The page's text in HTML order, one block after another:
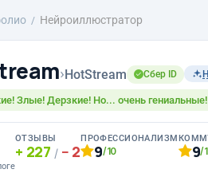
Нейроиллюстратор
›HotStream Сбер ID
Злые! Дерзкие! Но... очень
ОТЗЫВЫ
227 / 2
ПРОФЕССИОНАЛИЗМ
9/10 9/